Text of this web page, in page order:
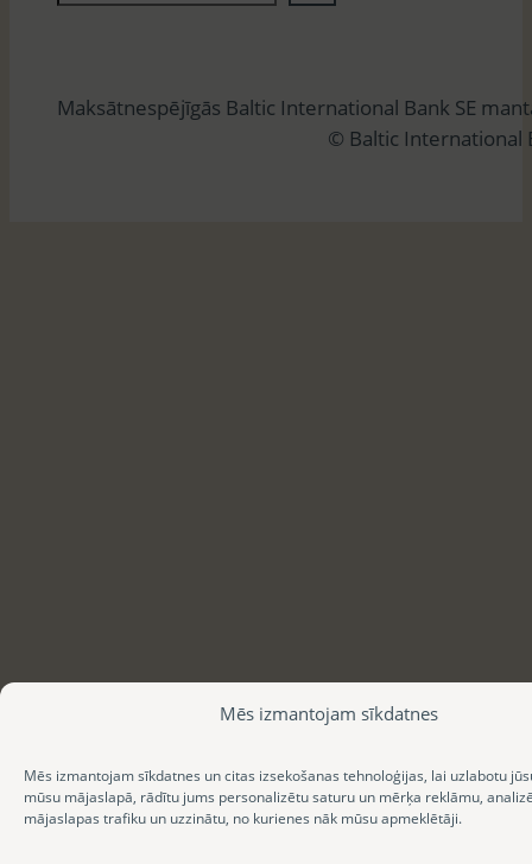
Mēs izmantojam sīkdatnes
Mēs izmantojam sīkdatnes un citas izsekošanas tehnoloģijas, lai uzlabotu
mūsu mājaslapā, rādītu jums personalizētu saturu un mērķa reklāmu,
mājaslapas trafiku un uzzinātu, no kurienes nāk mūsu apmeklētāji.
e
ē
Maksātnespējīgās Baltic International Bank SE
© Baltic International